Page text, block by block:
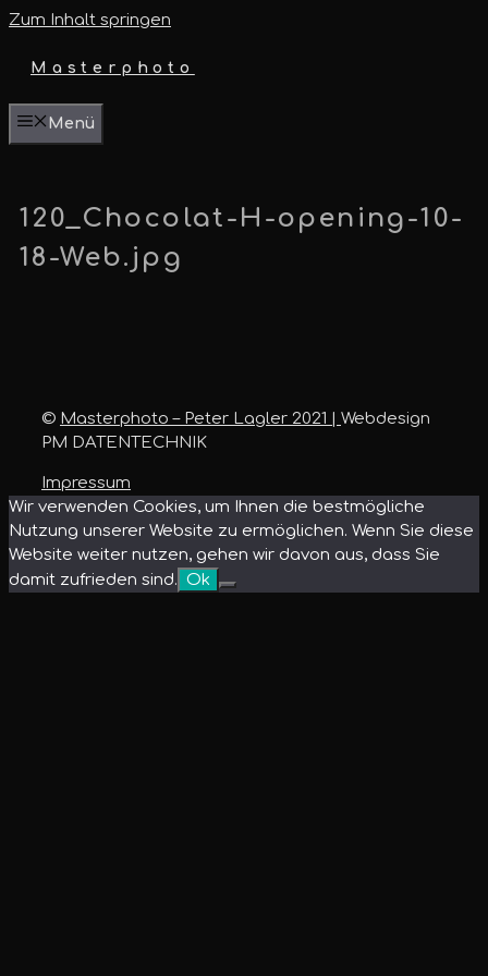
Zum Inhalt springen
Masterphoto
Menü
120_Chocolat-H-opening-10-
18-Web.jpg
© Masterphoto – Peter Lagler 2021 | Webdesign
PM DATENTECHNIK
Impressum
Wir verwenden Cookies, um Ihnen die bestmögliche
Nutzung unserer Website zu ermöglichen. Wenn Sie diese
Website weiter nutzen, gehen wir davon aus, dass Sie
damit zufrieden sind. Ok